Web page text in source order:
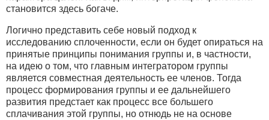
становится здесь богаче.
Логично представить себе новый подход к
исследованию сплоченности, если он будет опираться на
принятые принципы понимания группы и, в частности,
на идею о том, что главным интегратором группы
является совместная деятельность ее членов. Тогда
процесс формирования группы и ее дальнейшего
развития предстает как процесс все большего
сплачивания этой группы, но отнюдь не на основе